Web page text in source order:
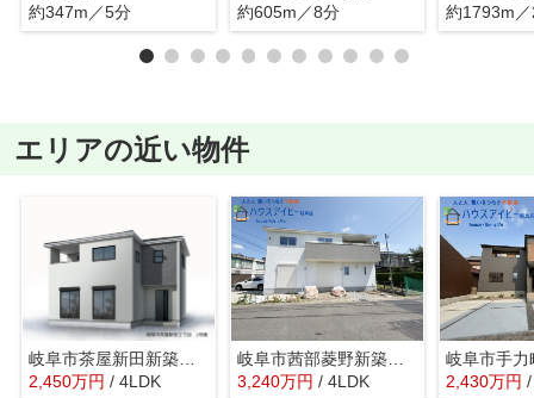
約347m／5分
約605m／8分
約1793m
エリアの近い物件
岐阜市茶屋新田新築建売全2棟！お車並列4台可能！広々お庭スペースもあります♪長期優良認定住宅！
2,450万円 / 4LDK
岐阜市茜部菱野新築建売限定1邸！南西角地！お車スペース3台可能！茜部小学校まで徒歩5分！
3,240万円 / 4LDK 2,430万円